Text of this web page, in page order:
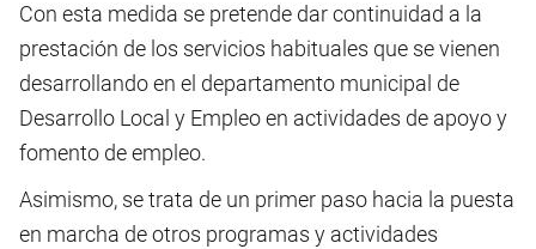
Con esta medida se pretende dar continuidad a la
prestación de los servicios habituales que se vienen
desarrollando en el departamento municipal de
Desarrollo Local y Empleo en actividades de apoyo y
fomento de empleo.
Asimismo, se trata de un primer paso hacia la puesta
en marcha de otros programas y actividades